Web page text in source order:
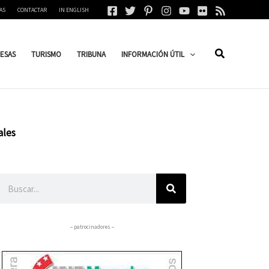
CONTACTAR IN ENGLISH
TURISMO TRIBUNA INFORMACIÓN ÚTIL
– patrocinadores –